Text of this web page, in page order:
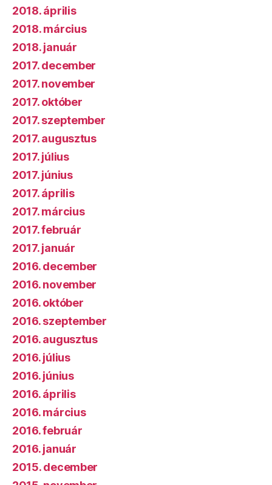
2018. április
2018. március
2018. január
2017. december
2017. november
2017. október
2017. szeptember
2017. augusztus
2017. július
2017. június
2017. április
2017. március
2017. február
2017. január
2016. december
2016. november
2016. október
2016. szeptember
2016. augusztus
2016. július
2016. június
2016. április
2016. március
2016. február
2016. január
2015. december